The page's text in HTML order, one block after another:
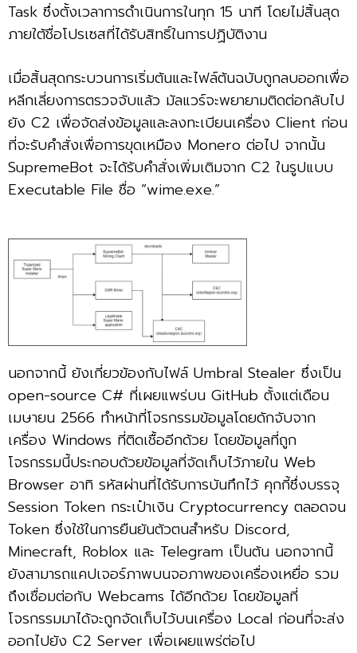
Task ซึ่งตั้งเวลาการดำเนินการในทุก 15 นาที โดยไม่สิ้นสุด
ภายใต้ชื่อโปรเซสที่ได้รับสิทธิ์ในการปฏิบัติงาน
เมื่อสิ้นสุดกระบวนการเริ่มต้นและไฟล์ต้นฉบับถูกลบออกเพื่อ
หลีกเลี่ยงการตรวจจับแล้ว มัลแวร์จะพยายามติดต่อกลับไป
ยัง C2 เพื่อจัดส่งข้อมูลและลงทะเบียนเครื่อง Client ก่อน
ที่จะรับคำสั่งเพื่อการขุดเหมือง Monero ต่อไป จากนั้น
SupremeBot จะได้รับคำสั่งเพิ่มเติมจาก C2 ในรูปแบบ
Executable File ชื่อ “wime.exe.”
นอกจากนี้ ยังเกี่ยวข้องกับไฟล์ Umbral Stealer ซึ่งเป็น
open-source C# ที่เผยแพร่บน GitHub ตั้งแต่เดือน
เมษายน 2566 ทำหน้าที่โจรกรรมข้อมูลโดยดักจับจาก
เครื่อง Windows ที่ติดเชื้ออีกด้วย โดยข้อมูลที่ถูก
โจรกรรมนี้ประกอบด้วยข้อมูลที่จัดเก็บไว้ภายใน Web
Browser อาทิ รหัสผ่านที่ได้รับการบันทึกไว้ คุกกี้ซึ่งบรรจุ
Session Token กระเป๋าเงิน Cryptocurrency ตลอดจน
Token ซึ่งใช้ในการยืนยันตัวตนสำหรับ Discord,
Minecraft, Roblox และ Telegram เป็นต้น นอกจากนี้
ยังสามารถแคปเจอร์ภาพบนจอภาพของเครื่องเหยื่อ รวม
ถึงเชื่อมต่อกับ Webcams ได้อีกด้วย โดยข้อมูลที่
โจรกรรมมาได้จะถูกจัดเก็บไว้บนเครื่อง Local ก่อนที่จะส่ง
ออกไปยัง C2 Server เพื่อเผยแพร่ต่อไป